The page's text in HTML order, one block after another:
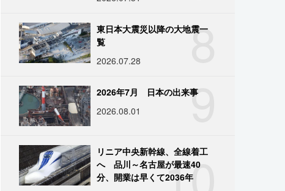
8
東日本大震災以降の大地震一
覧
2026.07.28
9
2026年7月 日本の出来事
2026.08.01
10
リニア中央新幹線、全線着工
へ 品川～名古屋が最速40
分、開業は早くて2036年